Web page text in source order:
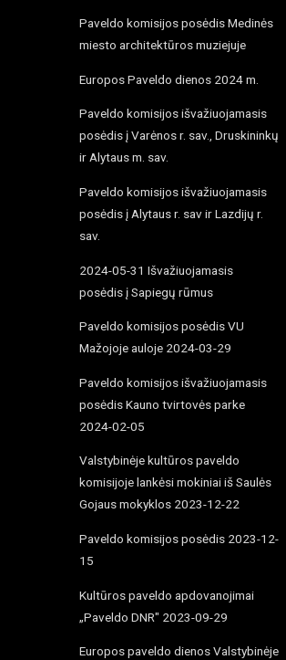
Paveldo komisijos posėdis Medinės
miesto architektūros muziejuje
Europos Paveldo dienos 2024 m.
Paveldo komisijos išvažiuojamasis
posėdis į Varėnos r. sav., Druskininkų
ir Alytaus m. sav.
Paveldo komisijos išvažiuojamasis
posėdis į Alytaus r. sav ir Lazdijų r.
sav.
2024-05-31 Išvažiuojamasis
posėdis į Sapiegų rūmus
Paveldo komisijos posėdis VU
Mažojoje auloje 2024-03-29
Paveldo komisijos išvažiuojamasis
posėdis Kauno tvirtovės parke
2024-02-05
Valstybinėje kultūros paveldo
komisijoje lankėsi mokiniai iš Saulės
Gojaus mokyklos 2023-12-22
Paveldo komisijos posėdis 2023-12-
15
Kultūros paveldo apdovanojimai
„Paveldo DNR" 2023-09-29
Europos paveldo dienos Valstybinėje